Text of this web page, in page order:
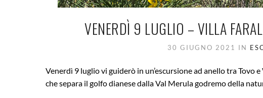
VENERDÌ 9 LUGLIO – VILLA
30 GIUGNO 2021 IN
Venerdì 9 luglio vi guiderò in un’escursione ad anello tra Tovo
che separa il golfo dianese dalla Val Merula godremo della